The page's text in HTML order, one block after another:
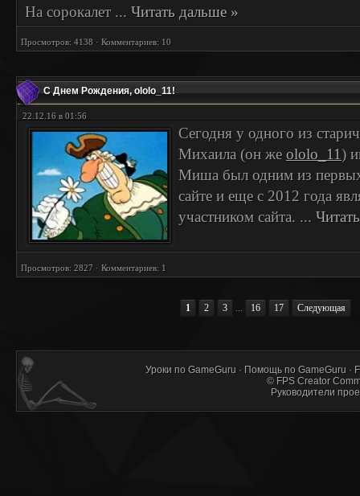
На сорокалет ... Читать дальше »
Просмотров: 4138 · Комментариев: 10
С Днем Рождения, ololo_11!
22.12.16 в 01:56
Сегодня у одного из
Михаила (он же ololo_11)
Миша был одним из первых
сайте и еще с 2012 года
участником сайта. ...
Просмотров: 2827 · Комментариев: 1
1 2 3 ... 16 17 Следующая
Уроки по GameGuru · Помощь по GameGuru ·
© FPS Creator
Руководители